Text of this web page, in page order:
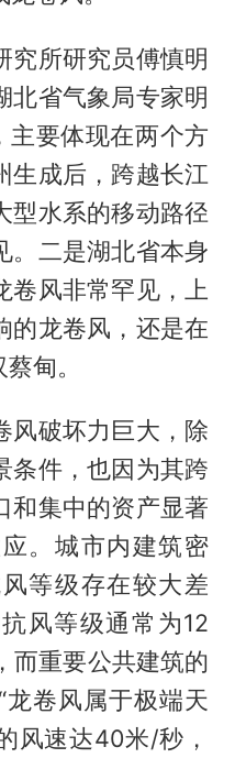
究所研究员傅慎明
北省气象局专家明
主要体现在两个方
生成后，跨越长江
型水系的移动路径
。二是湖北省本身
卷风非常罕见，上
的龙卷风，还是在
甸。
风破坏力巨大，除
条件，也因为其跨
和集中的资产显著
。城市内建筑密
等级存在较大差
风等级通常为12
而重要公共建筑的
卷风属于极端天
风速达40米/秒，